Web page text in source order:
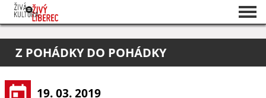
O projektu
Pořadatelé
Z POHÁDKY DO POHÁDKY
19. 03. 2019